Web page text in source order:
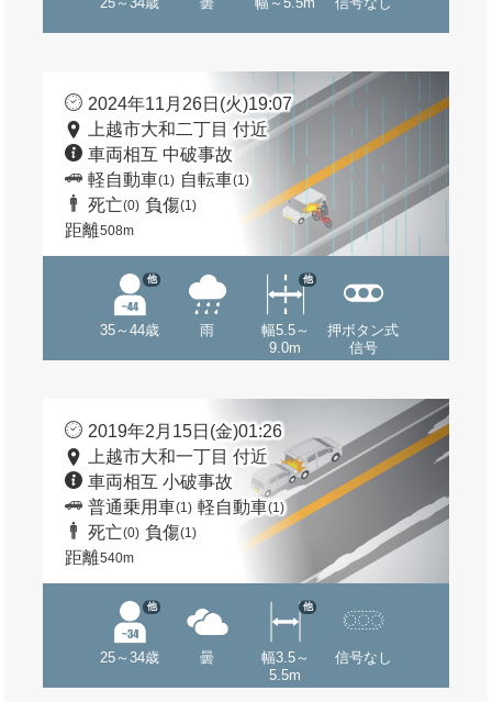
2024年11月26日(火)19:07
上越市大和二丁目 付近
車両相互 中破事故
軽自動車(1) 自転車(1)
死亡(0) 負傷(1)
距離508m
35～44歳
他
雨
幅5.5～
9.0m
他
押ボタン式
信号
2019年2月15日(金)01:26
上越市大和一丁目 付近
車両相互 小破事故
普通乗用車(1) 軽自動車(1)
死亡(0) 負傷(1)
距離540m
25～34歳
他
曇
幅3.5～
5.5m
他
信号なし